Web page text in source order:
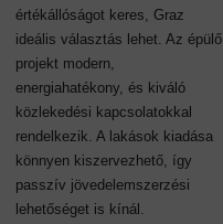
értékállóságot keres, Graz
ideális választás lehet. Az épülő
projekt modern,
energiahatékony, és kiváló
közlekedési kapcsolatokkal
rendelkezik. A lakások kiadása
könnyen kiszervezhető, így
passzív jövedelemszerzési
lehetőséget is kínál.